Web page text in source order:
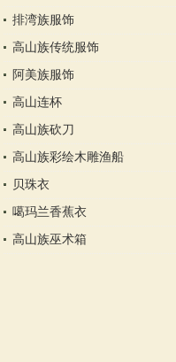
排湾族服饰
高山族传统服饰
阿美族服饰
高山连杯
高山族砍刀
高山族彩绘木雕渔船
贝珠衣
噶玛兰香蕉衣
高山族巫术箱